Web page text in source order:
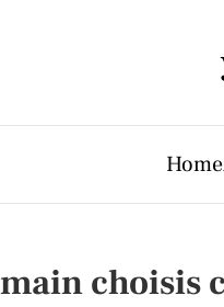
Home
choisis